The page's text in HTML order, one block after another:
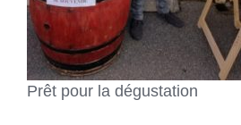
Prêt pour la dégustation